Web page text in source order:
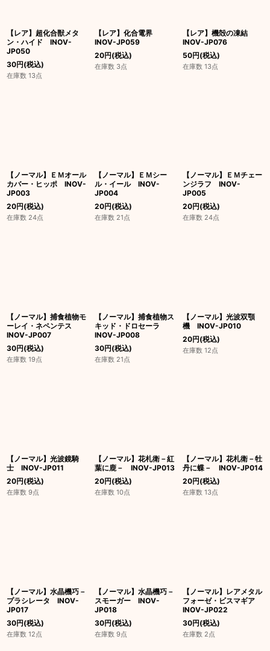
【レア】超化合獣メタ
ン・ハイド INOV-
JP050
30円(税込)
在庫数 13点
【レア】化合電界
INOV-JP059
20円(税込)
在庫数 3点
【レア】機殻の凍結
INOV-JP076
50円(税込)
在庫数 13点
【ノーマル】ＥＭオール
カバー・ヒッポ INOV-
JP003
20円(税込)
在庫数 24点
【ノーマル】ＥＭシー
ル・イール INOV-
JP004
20円(税込)
在庫数 21点
【ノーマル】ＥＭチェー
ンジラフ INOV-
JP005
20円(税込)
在庫数 24点
【ノーマル】捕食植物モ
ーレイ・ネペンテス
INOV-JP007
30円(税込)
在庫数 19点
【ノーマル】捕食植物ス
キッド・ドロセーラ
INOV-JP008
30円(税込)
在庫数 21点
【ノーマル】光波双顎
機 INOV-JP010
20円(税込)
在庫数 12点
【ノーマル】光波鏡騎
士 INOV-JP011
20円(税込)
在庫数 9点
【ノーマル】花札衛－紅
葉に鹿－ INOV-JP013
20円(税込)
在庫数 10点
【ノーマル】花札衛－牡
丹に蝶－ INOV-JP014
20円(税込)
在庫数 13点
【ノーマル】水晶機巧－
プラシレータ INOV-
JP017
30円(税込)
在庫数 12点
【ノーマル】水晶機巧－
スモーガー INOV-
JP018
30円(税込)
在庫数 9点
【ノーマル】レアメタル
フォーゼ・ビスマギア
INOV-JP022
30円(税込)
在庫数 2点